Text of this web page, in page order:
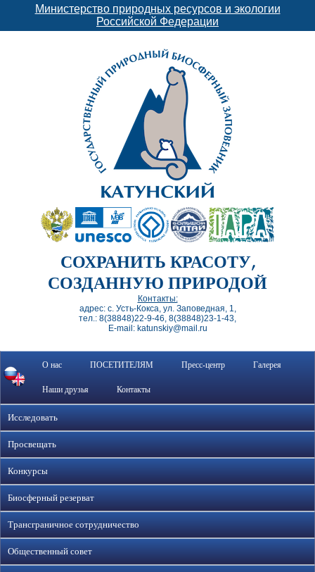
Министерство природных ресурсов и экологии
Российской Федерации
СОХРАНИТЬ КРАСОТУ,
СОЗДАННУЮ ПРИРОДОЙ
Контакты:
адрес: с. Усть-Кокса, ул. Заповедная, 1,
тел.: 8(38848)22-9-46, 8(38848)23-1-43,
E-mail: katunskiy@mail.ru
О нас ПОСЕТИТЕЛЯМ Пресс-центр Галерея
Наши друзья Контакты
Исследовать
Просвещать
Конкурсы
Биосферный резерват
Трансграничное сотрудничество
Общественный совет